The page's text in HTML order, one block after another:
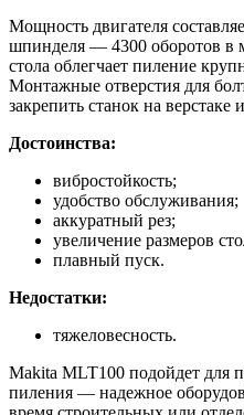
Мощность двигателя
шпинделя — 4300 оборотов в
стола облегчает пиление
Монтажные отверстия для
закрепить станок на
Достоинства:
вибростойкость;
удобство обслуживания;
аккуратный рез;
увеличение размеров
плавный пуск.
Недостатки:
тяжеловесность.
Makita MLT100 подойдет для
пиления — надежное